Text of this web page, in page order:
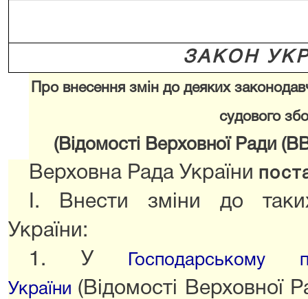
ЗАКОН
Про внесення змін до деяких
судового
(Відомості Верховної Ради
Верховна Рада України
I. Внести зміни до
України:
1. У
Господарському
України (Відомості Верховної